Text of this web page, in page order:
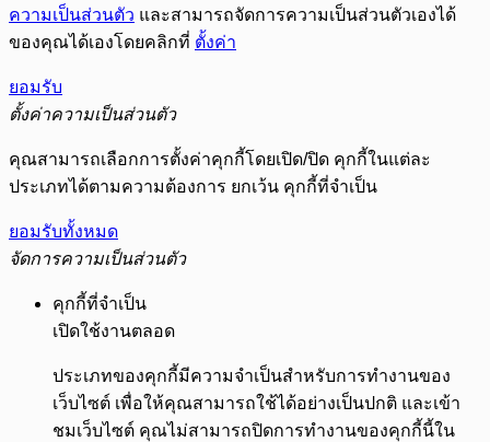
ความเป็นส่วนตัว และสามารถจัดการความเป็นส่วนตัวเองได้
ของคุณได้เองโดยคลิกที่ ตั้งค่า
ยอมรับ
ตั้งค่าความเป็นส่วนตัว
คุณสามารถเลือกการตั้งค่าคุกกี้โดยเปิด/ปิด คุกกี้ในแต่ละ
ประเภทได้ตามความต้องการ ยกเว้น คุกกี้ที่จำเป็น
ยอมรับทั้งหมด
จัดการความเป็นส่วนตัว
คุกกี้ที่จำเป็น
เปิดใช้งานตลอด
ประเภทของคุกกี้มีความจำเป็นสำหรับการทำงานของ
เว็บไซต์ เพื่อให้คุณสามารถใช้ได้อย่างเป็นปกติ และเข้า
ชมเว็บไซต์ คุณไม่สามารถปิดการทำงานของคุกกี้นี้ใน